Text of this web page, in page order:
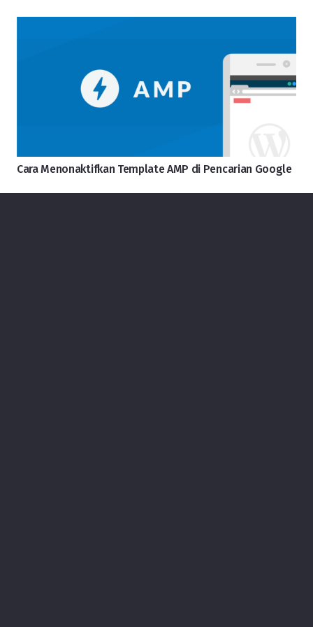
Cara Menonaktifkan Template AMP di Pencarian Google